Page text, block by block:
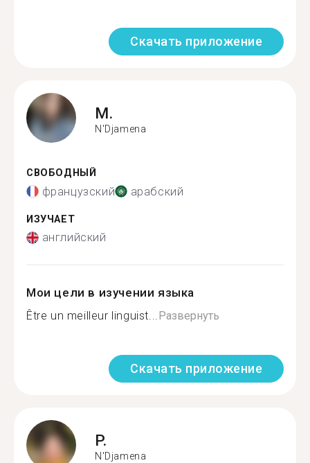
Скачать приложение
M.
N'Djamena
СВОБОДНЫЙ
французский арабский
ИЗУЧАЕТ
английский
Мои цели в изучении языка
Être un meilleur linguist...Развернуть
Скачать приложение
P.
N'Djamena